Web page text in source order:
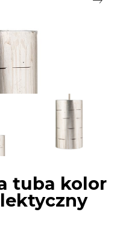
tuba kolor